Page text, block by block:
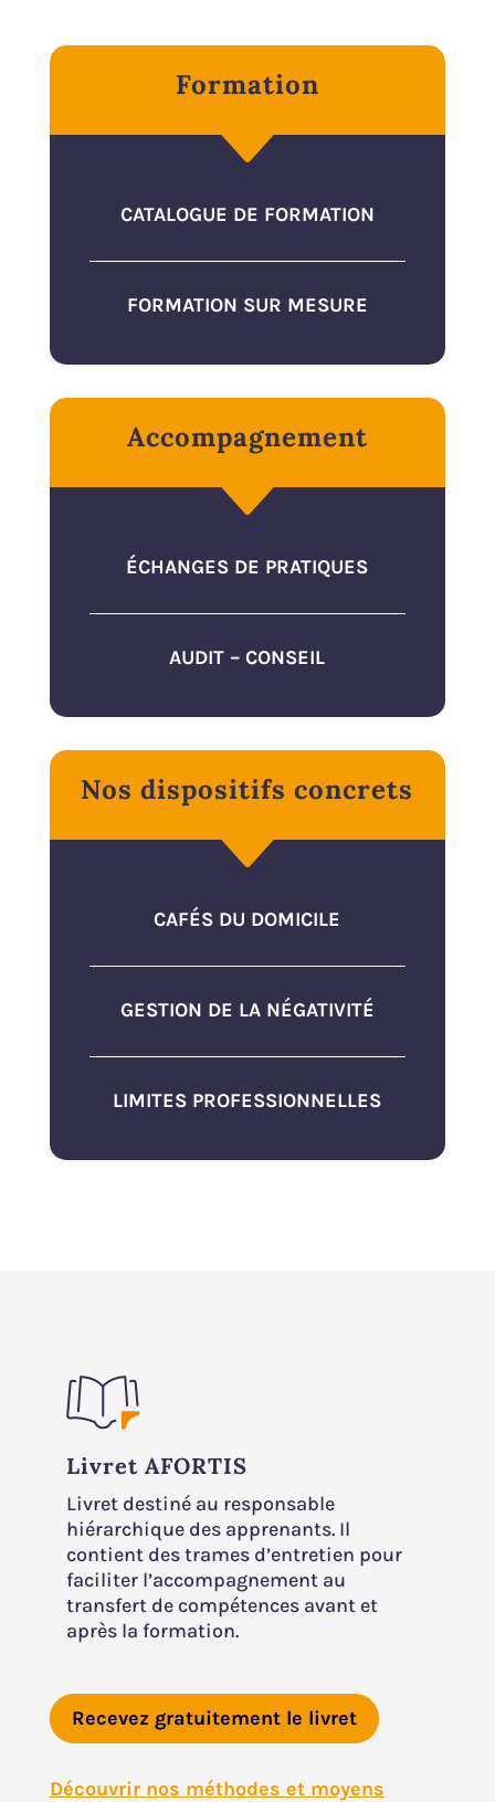
Formation
C
CATALOGUE DE FORMATION
FORMATION SUR MESURE
Accompagnement
C
ÉCHANGES DE PRATIQUES
AUDIT – CONSEIL
Nos dispositifs concrets
C
CAFÉS DU DOMICILE
GESTION DE LA NÉGATIVITÉ
LIMITES PROFESSIONNELLES
Livret AFORTIS
Livret destiné au responsable
hiérarchique des apprenants. Il
contient des trames d’entretien pour
faciliter l’accompagnement au
transfert de compétences avant et
après la formation.
Recevez gratuitement le livret
Découvrir nos méthodes et moyens